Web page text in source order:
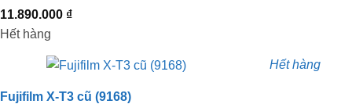
11.890.000 ₫
Hết hàng
Hết hàng
Fujifilm X-T3 cũ (9168)